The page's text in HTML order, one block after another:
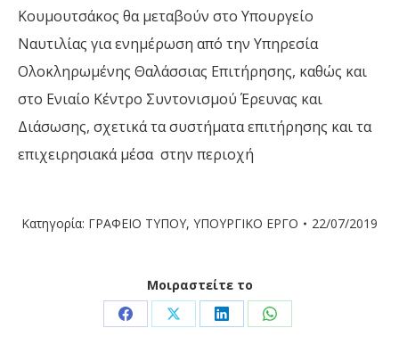
Κουμουτσάκος θα μεταβούν στο Υπουργείο
Ναυτιλίας για ενημέρωση από την Υπηρεσία
Ολοκληρωμένης Θαλάσσιας Επιτήρησης, καθώς και
στο Ενιαίο Κέντρο Συντονισμού Έρευνας και
Διάσωσης, σχετικά τα συστήματα επιτήρησης και τα
επιχειρησιακά μέσα στην περιοχή
Κατηγορία: ΓΡΑΦΕΙΟ ΤΥΠΟΥ, ΥΠΟΥΡΓΙΚΟ ΕΡΓΟ 22/07/2019
Μοιραστείτε το
Share Share Share Share